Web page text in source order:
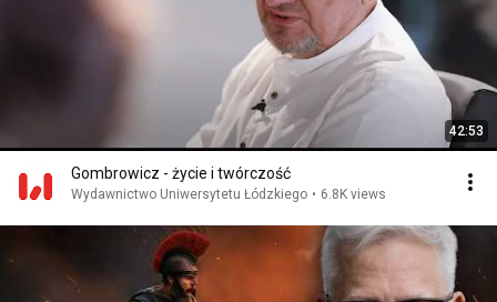
42:53
Gombrowicz - życie i twórczość
Wydawnictwo Uniwersytetu Łódzkiego • 6.8K views